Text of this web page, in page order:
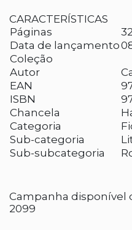
CARACTERÍSTICAS
Páginas
Data de lançamento
Coleção
Autor
EAN
ISBN
Chancela
Categoria
Sub-categoria
Sub-subcategoria
Campanha disponível
2099